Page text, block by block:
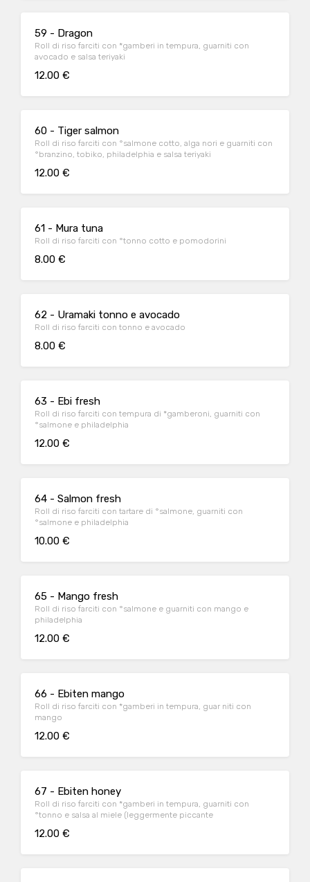
59 - Dragon
Roll di riso farciti con *gamberi in tempura, guarniti con
avocado e salsa teriyaki
12.00 €
60 - Tiger salmon
Roll di riso farciti con °salmone cotto, alga nori e guarniti con
°branzino, tobiko, philadelphia e salsa teriyaki
12.00 €
61 - Mura tuna
Roll di riso farciti con °tonno cotto e pomodorini
8.00 €
62 - Uramaki tonno e avocado
Roll di riso farciti con tonno e avocado
8.00 €
63 - Ebi fresh
Roll di riso farciti con tempura di *gamberoni, guarniti con
°salmone e philadelphia
12.00 €
64 - Salmon fresh
Roll di riso farciti con tartare di °salmone, guarniti con
°salmone e philadelphia
10.00 €
65 - Mango fresh
Roll di riso farciti con °salmone e guarniti con mango e
philadelphia
12.00 €
66 - Ebiten mango
Roll di riso farciti con *gamberi in tempura, guar niti con
mango
12.00 €
67 - Ebiten honey
Roll di riso farciti con *gamberi in tempura, guarniti con
°tonno e salsa al miele (leggermente piccante
12.00 €